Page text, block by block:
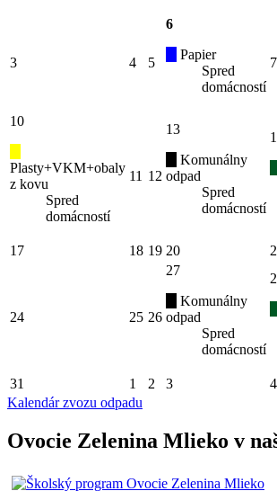
3 4 5
6
Papier
Spred
domácností
7
10
Plasty+VKM+obaly
z kovu
Spred
domácností
11 12
13
Komunálny
odpad
Spred
domácností
17 18 19 20
24 25 26
27
Komunálny
odpad
Spred
domácností
31 1 2 3 4
Kalendár zvozu odpadu
Ovocie Zelenina Mlieko v